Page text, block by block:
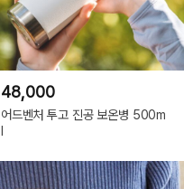
48,000
어드벤처 투고 진공 보온병 500m
l